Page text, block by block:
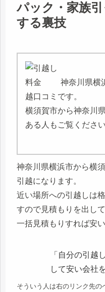
パック・家族
する裏技
神奈川県横
越口コミです。
横須賀市から神奈川
ある人もご覧ください
神奈川県横浜市から横
引越になります。
近い場所への引越しは
すので見積もりを出し
一括見積もりすれば安
「自分の引越
して安い会社
そういう人は右のリンク先の